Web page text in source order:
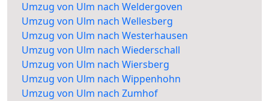
Umzug von Ulm nach Weldergoven
Umzug von Ulm nach Wellesberg
Umzug von Ulm nach Westerhausen
Umzug von Ulm nach Wiederschall
Umzug von Ulm nach Wiersberg
Umzug von Ulm nach Wippenhohn
Umzug von Ulm nach Zumhof